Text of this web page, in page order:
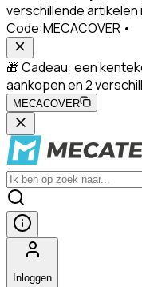
verschillende artikelen
Code:MECACOVER •
🎁 Cadeau: een
aankopen en 2
MECACOVER
Inloggen